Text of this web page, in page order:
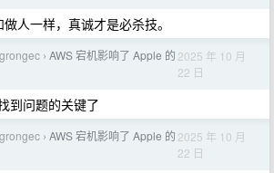
人一样，真诚才是必杀技。
› AWS 宕机影响了 Apple 的 2025 年 10 月
22 日
到问题的关键了
› AWS 宕机影响了 Apple 的 2025 年 10 月
22 日